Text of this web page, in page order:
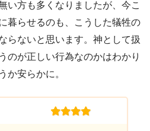
い方も多くなりましたが、今こ
暮らせるのも、こうした犠牲の
らないと思います。神として扱
のが正しい行為なのかはわかり
か安らかに。